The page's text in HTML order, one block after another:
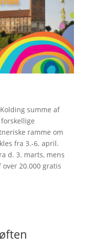
summe af
ramme om
fra 3.-6. april.
d. 3. marts, mens
20.000 gratis